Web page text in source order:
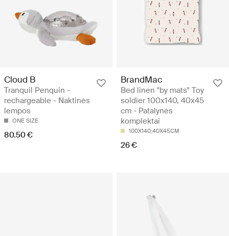
Cloud B
Tranquil Penquin -
rechargeable - Naktinės
lempos
ONE SIZE
80.50 €
BrandMac
Bed linen "by mats" Toy
soldier 100x140, 40x45
cm - Patalynės
komplektai
100X140;40X45CM
26 €